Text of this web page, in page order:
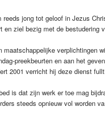
reeds jong tot geloof in Jezus
en ziel bezig met de bestudering
maatschappelijke verplichtingen
preekbeurten en aan het
2001 verricht hij deze dienst
is dat zijn werk er toe mag
steeds opnieuw vol worden